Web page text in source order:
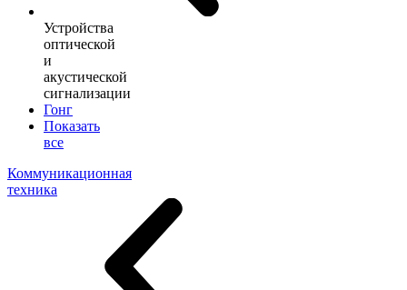
Устройства
оптической
и
акустической
сигнализации
Гонг
Показать
все
Коммуникационная
техника